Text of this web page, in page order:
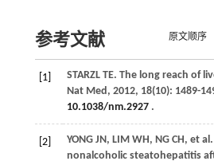
参考文献 原文顺序
[1] STARZL TE. The long reach of
Nat Med, 2012, 18(10): 1489-
10.1038/nm.2927.
[2] YONG JN, LIM WH, NG CH, et al
nonalcoholic steatohepatitis